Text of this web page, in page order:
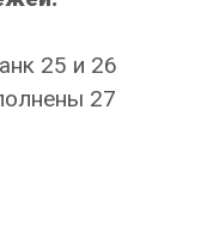
25 и 26
27